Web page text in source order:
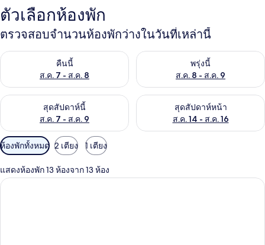
ตัวเลือกห้องพัก
ตรวจสอบจำนวนห้องพักว่างในวันที่เหล่านี้
คืนนี้
ส.ค. 7 - ส.ค. 8
ตรวจสอบจำนวนห้องพักว่างในคืนนี้ ส.ค. 7 - ส.ค. 8พรุ่งนี้
ส.ค. 8 - ส.ค. 9
ตรวจสอบจำนวนห้องพักว่างใน
สุดสัปดาห์นี้
ส.ค. 7 - ส.ค. 9
ตรวจสอบจำนวนห้องพักว่างในสุดสัปดาห์นี้ ส.ค. 7 - ส.ค. 9
สุดสัปดาห์หน้า
ส.ค. 14 - ส.ค. 16
ตรวจสอบจำนวนห้องพักว่างใน
ตัว
กรอง
ที่
มี
ห้องพักทั้งหมด 2 เตียง 1 เตียง
แสดงห้องพัก 13 ห้องจาก 13 ห้อง